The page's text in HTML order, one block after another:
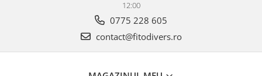
12:00
0775 228 605
contact@fitodivers.ro